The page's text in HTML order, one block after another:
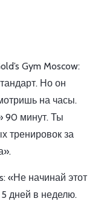
Gym Moscow:
Но он
на часы.
90 минут. Ты
тренировок за
«Не начинай этот
дней в неделю.